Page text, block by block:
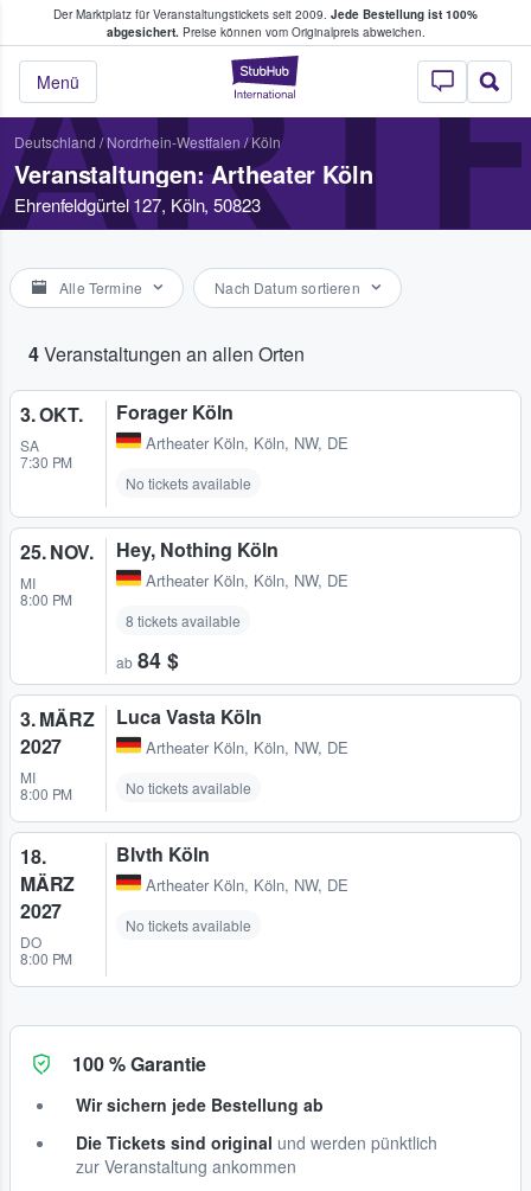
Der Marktplatz für Veranstaltungstickets seit 2009. Jede Bestellung ist 100%
abgesichert.Preise können vom Originalpreis abweichen.
StubHub - Wo
Menü
Tickets kaufen & verkaufen
Deutschland / Nordrhein-Westfalen /Köln
Veranstaltungen: Artheater Köln
Ehrenfeldgürtel 127, Köln, 50823
Alle Termine Nach Datum sortieren
4Veranstaltungen an allen Orten
3. OKT.
SA
7:30 PM
Forager Köln
Artheater Köln, Köln, NW, DE
No tickets available
25. NOV.
MI
8:00 PM
Hey, Nothing Köln
Artheater Köln, Köln, NW, DE
8 tickets available
ab 84 $
3. MÄRZ
2027
MI
8:00 PM
Luca Vasta Köln
Artheater Köln, Köln, NW, DE
No tickets available
18.
MÄRZ
2027
DO
8:00 PM
Blvth Köln
Artheater Köln, Köln, NW, DE
No tickets available
100 % Garantie
Wir sichern jede Bestellung ab
Die Tickets sind original und werden pünktlich
zur Veranstaltung ankommen